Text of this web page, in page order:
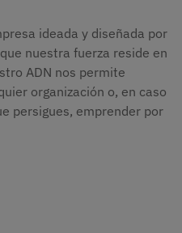
ideada y diseñada por
nuestra fuerza reside en
ADN nos permite
organización o, en caso
persigues, emprender por